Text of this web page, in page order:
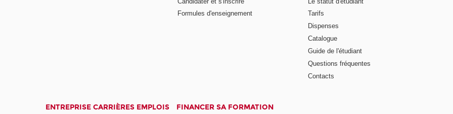
Formules d'enseignement
Tarifs
Dispenses
Catalogue
Guide de l'étudiant
Questions fréquentes
Contacts
ENTREPRISE CARRIÈRES EMPLOIS FINANCER SA FORMATION